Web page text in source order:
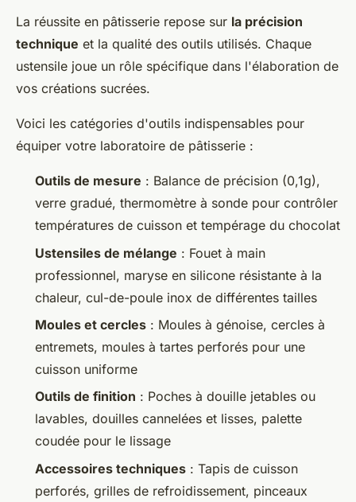
La réussite en pâtisserie repose sur la précision
technique et la qualité des outils utilisés. Chaque
ustensile joue un rôle spécifique dans l'élaboration de
vos créations sucrées.
Voici les catégories d'outils indispensables pour
équiper votre laboratoire de pâtisserie :
Outils de mesure : Balance de précision (0,1g),
verre gradué, thermomètre à sonde pour contrôler
températures de cuisson et tempérage du chocolat
Ustensiles de mélange : Fouet à main
professionnel, maryse en silicone résistante à la
chaleur, cul-de-poule inox de différentes tailles
Moules et cercles : Moules à génoise, cercles à
entremets, moules à tartes perforés pour une
cuisson uniforme
Outils de finition : Poches à douille jetables ou
lavables, douilles cannelées et lisses, palette
coudée pour le lissage
Accessoires techniques : Tapis de cuisson
perforés, grilles de refroidissement, pinceaux